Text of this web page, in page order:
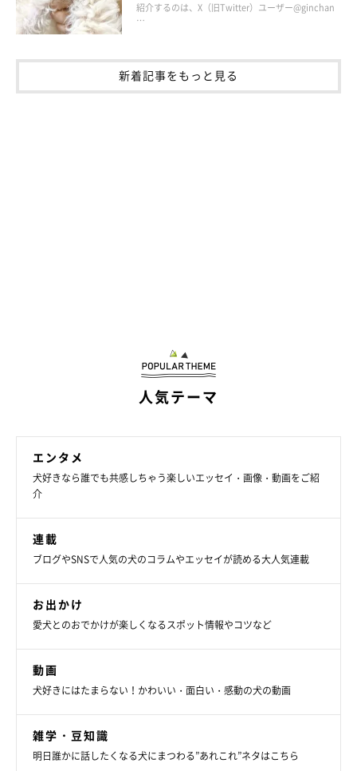
紹介するのは、X（旧Twitter）ユーザー@ginchan
…
新着記事をもっと見る
人気テーマ
エンタメ
犬好きなら誰でも共感しちゃう楽しいエッセイ・画像・動画をご紹
介
連載
ブログやSNSで人気の犬のコラムやエッセイが読める大人気連載
お出かけ
愛犬とのおでかけが楽しくなるスポット情報やコツなど
動画
犬好きにはたまらない！かわいい・面白い・感動の犬の動画
雑学・豆知識
明日誰かに話したくなる犬にまつわる”あれこれ”ネタはこちら